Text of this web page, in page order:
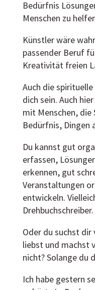
Bedürfnis
Menschen zu
Künstler wäre
passender Beruf
Kreativität freien
Auch die
dich sein. Auch
mit Menschen,
Bedürfnis, Dingen
Du kannst gut
erfassen,
erkennen, gut
Veranstaltungen
entwickeln.
Drehbuchschreiber.
Oder du suchst dir
liebst und machst
nicht? Solange du
Ich habe gestern